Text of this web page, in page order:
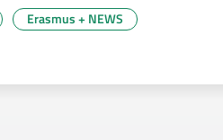
Erasmus + NEWS